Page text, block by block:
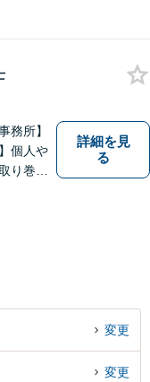
もっと
ります
くださ
務所】
個人や
り巻く
詳細を見
る
変更
変更